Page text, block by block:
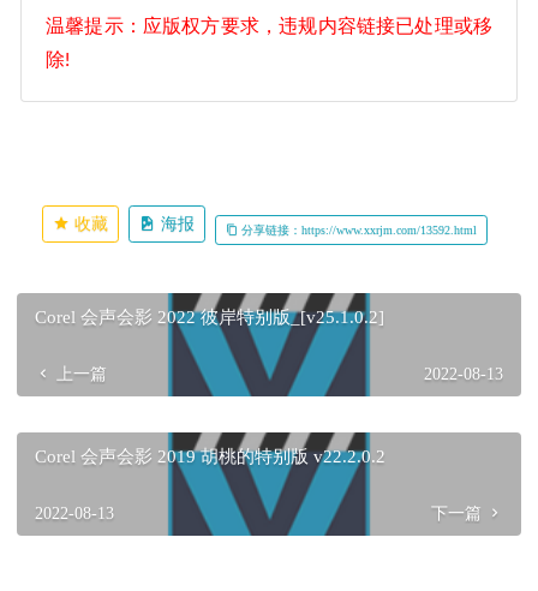
温馨提示：应版权方要求，违规内容链接已处理或移
除!
收藏 海报 分享链接：https://www.xxrjm.com/13592.html
Corel 会声会影 2022 彼岸特别版_[v25.1.0.2]
上一篇 2022-08-13
Corel 会声会影 2019 胡桃的特别版 v22.2.0.2
2022-08-13 下一篇